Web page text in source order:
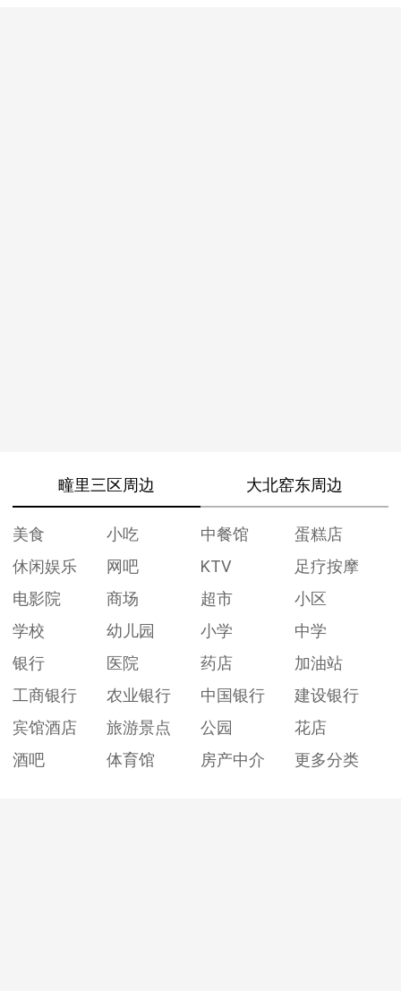
疃里三区周边 大北窑东周边
美食 小吃 中餐馆
蛋糕店
休闲娱乐
网吧 KTV
足疗按摩
电影院
商场 超市
小区
学校
幼儿园 小学
中学
银行
医院 药店
加油站
工商银行
农业银行 中国银行
建设银行
宾馆酒店
旅游景点 公园
花店
酒吧
体育馆 房产中介 更多分类